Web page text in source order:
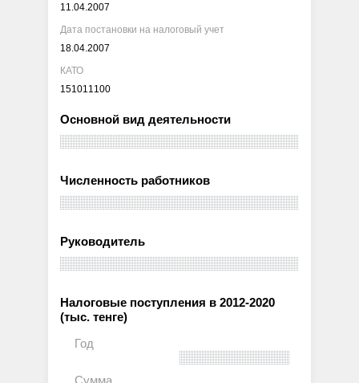
11.04.2007
Дата постановки на налоговый учет
18.04.2007
КАТО
151011100
Основной вид деятельности
Численность работников
Руководитель
Налоговые поступления в 2012-2020
(тыс. тенге)